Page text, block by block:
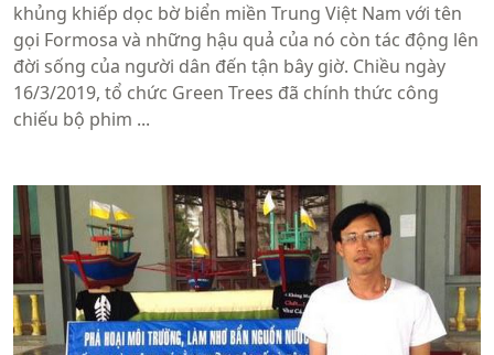
khủng khiếp dọc bờ biển miền Trung Việt Nam với tên
gọi Formosa và những hậu quả của nó còn tác động lên
đời sống của người dân đến tận bây giờ. Chiều ngày
16/3/2019, tổ chức Green Trees đã chính thức công
chiếu bộ phim ...